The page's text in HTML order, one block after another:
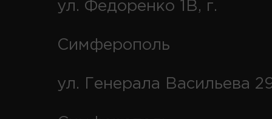
ул. Федоренко 1В, г.
Симферополь
ул. Генерала Васильева